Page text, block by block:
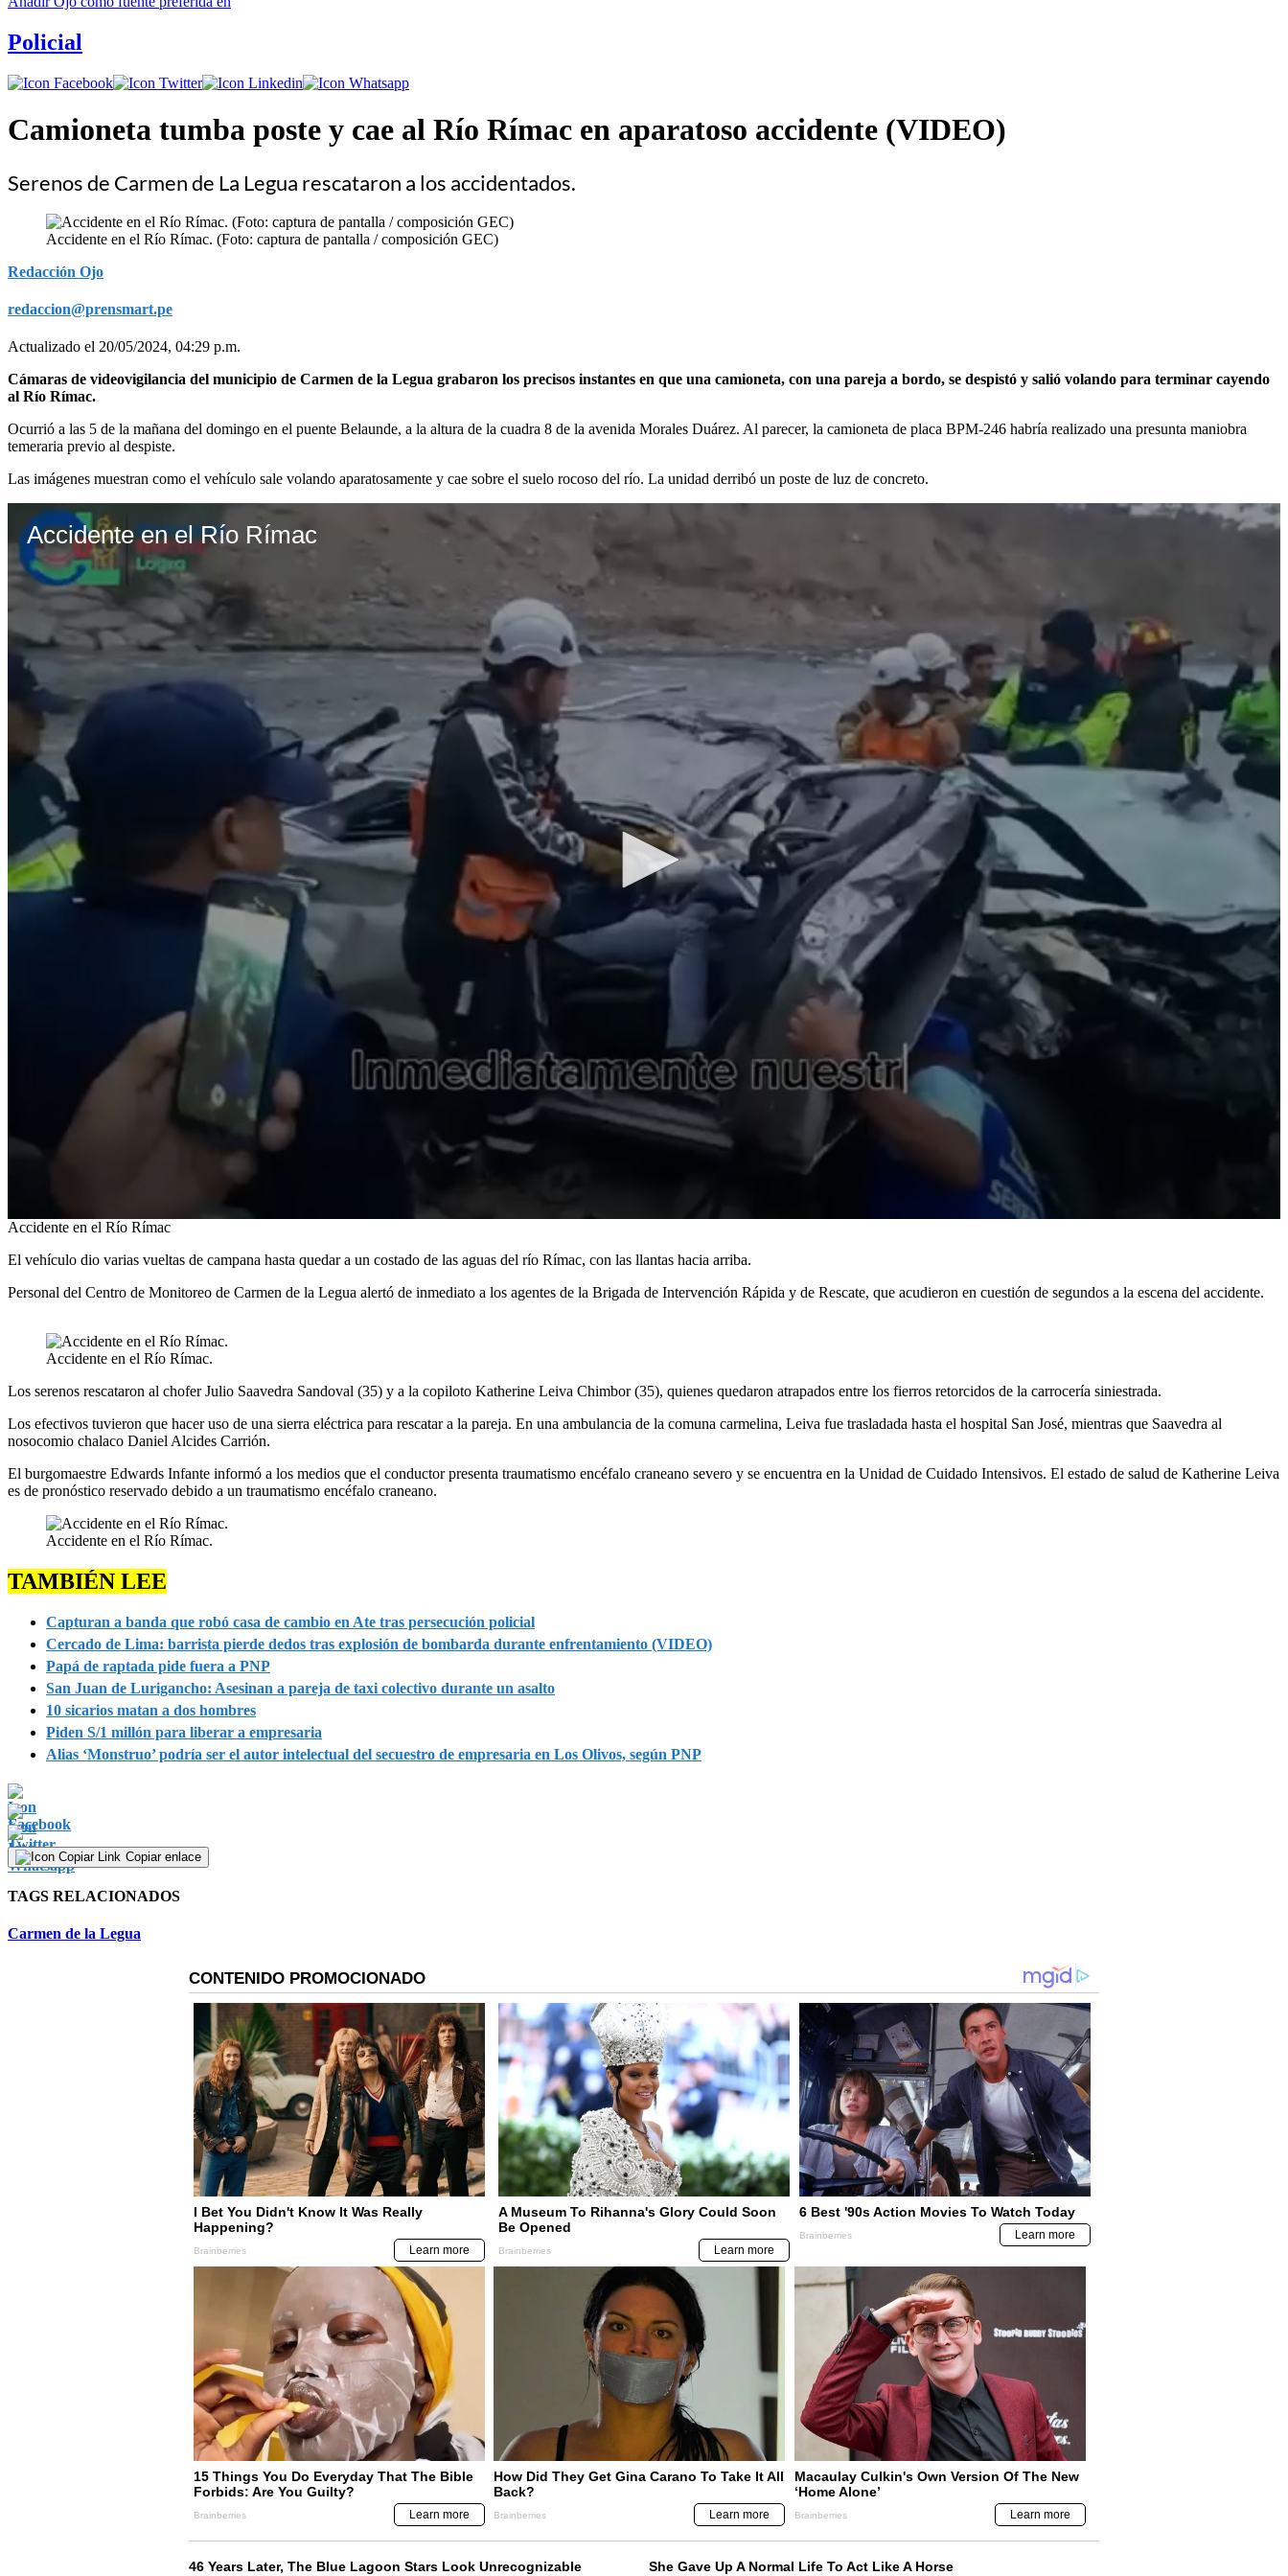
Policial
Camioneta tumba poste y cae al Río Rímac en aparatoso accidente (VIDEO)
Serenos de Carmen de La Legua rescataron a los accidentados.
Accidente en el Río Rímac. (Foto: captura de pantalla / composición GEC)
Redacción Ojo
redaccion@prensmart.pe
Actualizado el 20/05/2024, 04:29 p.m.
Cámaras de videovigilancia del municipio de Carmen de la Legua grabaron los precisos instantes en que una camioneta, con una pareja a bordo, se despistó y salió volando para terminar cayendo
al Río Rímac.
Ocurrió a las 5 de la mañana del domingo en el puente Belaunde, a la altura de la cuadra 8 de la avenida Morales Duárez. Al parecer, la camioneta de placa BPM-246 habría realizado una presunta maniobra
temeraria previo al despiste.
Las imágenes muestran como el vehículo sale volando aparatosamente y cae sobre el suelo rocoso del río. La unidad derribó un poste de luz de concreto.
Accidente en el Río Rímac
0
of
seconds Volume
90%
Accidente en el Río Rímac
El vehículo dio varias vueltas de campana hasta quedar a un costado de las aguas del río Rímac, con las llantas hacia arriba.
Personal del Centro de Monitoreo de Carmen de la Legua alertó de inmediato a los agentes de la Brigada de Intervención Rápida y de Rescate, que acudieron en cuestión de segundos a la escena del accidente.
Accidente en el Río Rímac.
Los serenos rescataron al chofer Julio Saavedra Sandoval (35) y a la copiloto Katherine Leiva Chimbor (35), quienes quedaron atrapados entre los fierros retorcidos de la carrocería siniestrada.
Los efectivos tuvieron que hacer uso de una sierra eléctrica para rescatar a la pareja. En una ambulancia de la comuna carmelina, Leiva fue trasladada hasta el hospital San José, mientras que Saavedra al
nosocomio chalaco Daniel Alcides Carrión.
El burgomaestre Edwards Infante informó a los medios que el conductor presenta traumatismo encéfalo craneano severo y se encuentra en la Unidad de Cuidado Intensivos. El estado de salud de Katherine Leiva
es de pronóstico reservado debido a un traumatismo encéfalo craneano.
Accidente en el Río Rímac.
TAMBIÉN LEE
Capturan a banda que robó casa de cambio en Ate tras persecución policial
Cercado de Lima: barrista pierde dedos tras explosión de bombarda durante enfrentamiento (VIDEO)
Papá de raptada pide fuera a PNP
San Juan de Lurigancho: Asesinan a pareja de taxi colectivo durante un asalto
10 sicarios matan a dos hombres
Piden S/1 millón para liberar a empresaria
Alias ‘Monstruo’ podría ser el autor intelectual del secuestro de empresaria en Los Olivos, según PNP
Copiar enlace
TAGS RELACIONADOS
Carmen de la Legua